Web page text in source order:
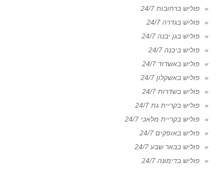
פוליש ברחובות 24/7
פוליש בגדרה 24/7
פוליש בגן יבנה 24/7
פוליש ביבנה 24/7
פוליש באשדוד 24/7
פוליש באשקלון 24/7
פוליש בשדרות 24/7
פוליש בקריית גת 24/7
פוליש בקריית מלאכי 24/7
פוליש באופקים 24/7
פוליש בבאר שבע 24/7
פוליש בדימונה 24/7